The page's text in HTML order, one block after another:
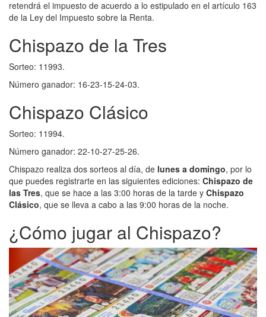
retendrá el impuesto de acuerdo a lo estipulado en el artículo 163
de la Ley del Impuesto sobre la Renta.
Chispazo de la Tres
Sorteo: 11993.
Número ganador: 16-23-15-24-03.
Chispazo Clásico
Sorteo: 11994.
Número ganador: 22-10-27-25-26.
Chispazo realiza dos sorteos al día, de lunes a domingo, por lo
que puedes registrarte en las siguientes ediciones: Chispazo de
las Tres, que se hace a las 3:00 horas de la tarde y Chispazo
Clásico, que se lleva a cabo a las 9:00 horas de la noche.
¿Cómo jugar al Chispazo?